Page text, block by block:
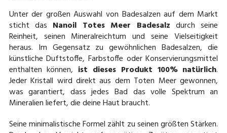
Unter der großen Auswahl von Badesalzen auf dem Markt
sticht das Nanoil Totes Meer Badesalzdurch seine
Reinheit, seinen Mineralreichtum und seine Vielseitigkeit
heraus. Im Gegensatz zu gewöhnlichen Badesalzen, die
künstliche Duftstoffe, Farbstoffe oder Konservierungsmittel
enthalten können, ist dieses Produkt 100% natürlich.
Jeder Kristall wird direkt aus dem Toten Meer gewonnen,
was garantiert, dass jedes Bad das volle Spektrum an
Mineralien liefert, die deine Haut braucht.
Seine minimalistische Formel zählt zu seinen größten Stärken.